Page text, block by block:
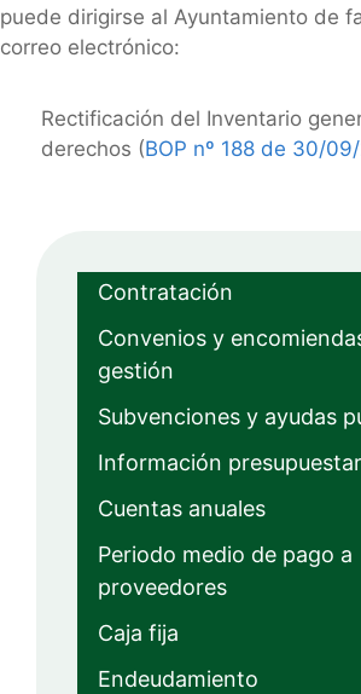
puede dirigirse al Ayuntamiento de
correo electrónico:
Rectificación del Inventario
derechos (BOP nº 188 de 30/
Contratación
Convenios y
gestión
Subvenciones y ayudas
Información
Cuentas anuales
Periodo medio de pago a
proveedores
Caja fija
Endeudamiento